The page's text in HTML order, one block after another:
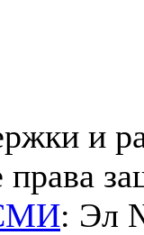
и
права
: Эл